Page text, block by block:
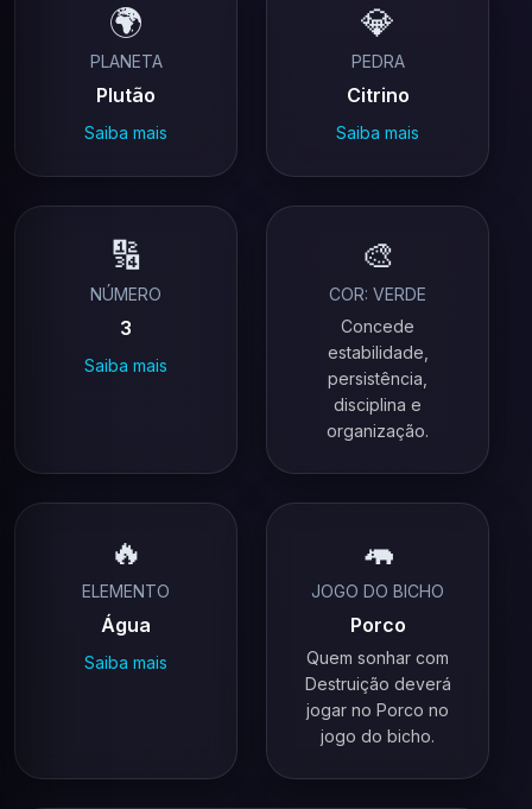
🌍
PLANETA
Plutão
Saiba mais
💎
PEDRA
Citrino
Saiba mais
🔢
NÚMERO
3
Saiba mais
🎨
COR: VERDE
Concede
estabilidade,
persistência,
disciplina e
organização.
🔥
ELEMENTO
Água
Saiba mais
🦛
JOGO DO BICHO
Porco
Quem sonhar com
Destruição deverá
jogar no Porco no
jogo do bicho.